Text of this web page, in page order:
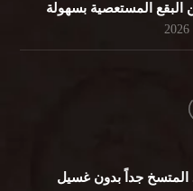
البقع المستعصية بسهولة
جداً بدون غسيل